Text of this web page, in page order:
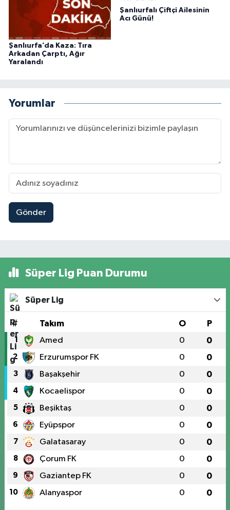
Şanlıurfa’da Kaza: Tıra
Arkadan Çarptı, Ağır
Yaralandı
Şanlıurfalı Çiftçi Ailesinin
Acı Günü!
Yorumlar
Gönder
Süper Lig Puan Durumu
Süper Lig
# Takım O P
1 Amed 0 0
2 Erzurumspor FK 0 0
3 Başakşehir 0 0
4 Kocaelispor 0 0
5 Beşiktaş 0 0
6 Eyüpspor 0 0
7 Galatasaray 0 0
8 Çorum FK 0 0
9 Gaziantep FK 0 0
10 Alanyaspor 0 0